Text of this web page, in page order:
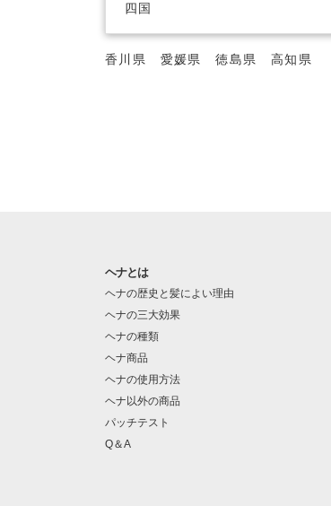
四国
香川県 愛媛県 徳島県 高知県
ヘナとは
ヘナの歴史と髪によい理由
ヘナの三大効果
ヘナの種類
ヘナ商品
ヘナの使用方法
ヘナ以外の商品
パッチテスト
Q＆A